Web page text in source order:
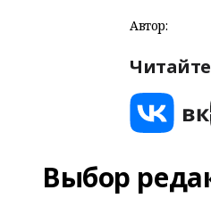
Автор:
Выбор